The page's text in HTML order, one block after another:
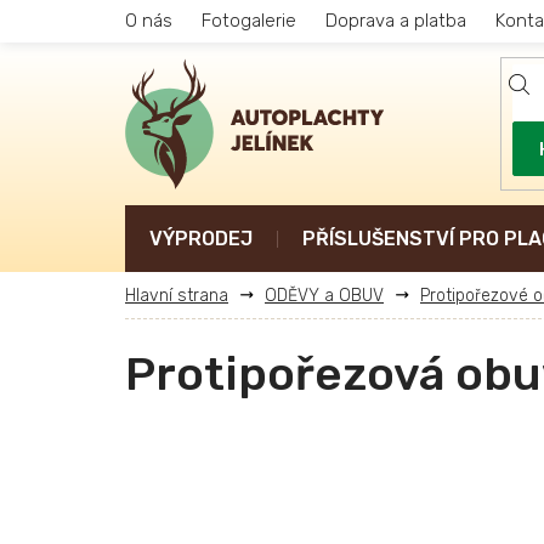
O nás Fotogalerie Doprava a platba
VÝPRODEJ PŘÍSLUŠENSTVÍ PRO
ODĚVY a OBUV Protipořezové
Protipořezová